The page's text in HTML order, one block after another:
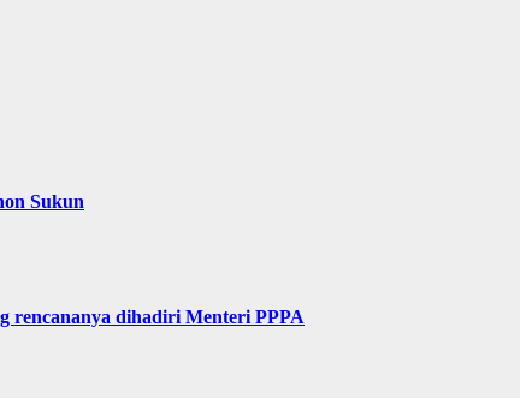
Sukun
rencananya dihadiri Menteri PPPA